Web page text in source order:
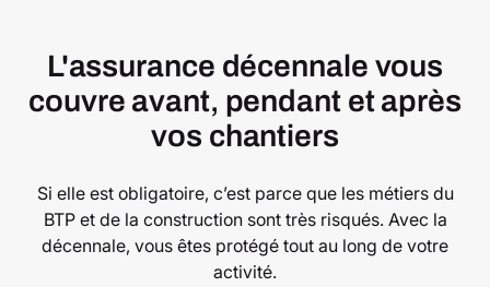
L'assurance décennale vous
couvre avant, pendant et après
vos chantiers
Si elle est obligatoire, c’est parce que les métiers du
BTP et de la construction sont très risqués. Avec la
décennale, vous êtes protégé tout au long de votre
activité.